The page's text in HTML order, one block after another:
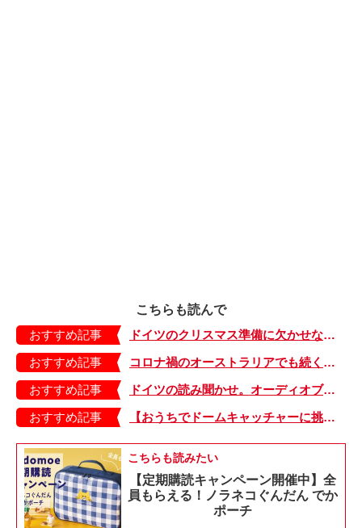
こちらも読んで
おすすめ記事
ドイツのクリスマス準備に欠かせないクッキー作りが繁忙期！【教えて！世界の子育て～ドイツ～】
おすすめ記事
コロナ禍のオーストラリアでも続くおうち生活。どうやって過ごしてる？【教えて！世界の子育て～オーストラリア～】
おすすめ記事
ドイツの読み聞かせ。オーディオブック文化で子どもが本好きに！【教えて！世界の子育て～ドイツ～】
おすすめ記事
【おうちでドームキャッチャーに挑戦だ】アンパンマン わくわくドームキャッチャー
こちらも読みたい
【定期購読キャンペーン開催中】全
員もらえる！ノラネコぐんだん でか
ポーチ